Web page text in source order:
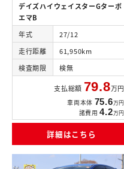
デイズハイウェイスターGターボ
エマB
年式
27/12
走行距離
61,950km
検査期限
検無
支払総額 79.8万円
車両本体 75.6万円
諸費用 4.2万円
詳細はこちら